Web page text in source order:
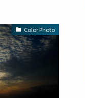
Color Photo